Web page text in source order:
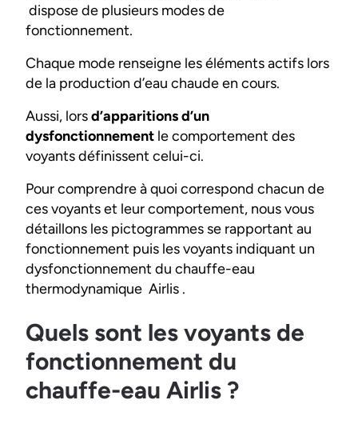
dispose de plusieurs modes de
fonctionnement.
Chaque mode renseigne les éléments actifs lors
de la production d’eau chaude en cours.
Aussi, lorsd’apparitions d’un
dysfonctionnement le comportement des
voyants définissent celui-ci.
Pour comprendre à quoi correspond chacun de
ces voyants et leur comportement, nous vous
détaillons les pictogrammes se rapportant au
fonctionnement puis les voyants indiquant un
dysfonctionnement du chauffe-eau
thermodynamique Airlis .
Quels sont les voyants de
fonctionnement du
chauffe-eau Airlis ?